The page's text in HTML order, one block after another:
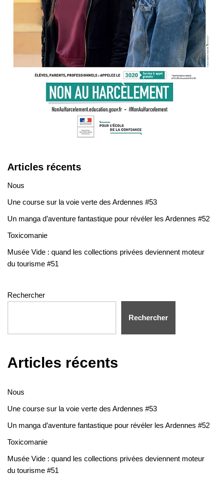
Articles récents
Nous
Une course sur la voie verte des Ardennes #53
Un manga d’aventure fantastique pour révéler les Ardennes #52
Toxicomanie
Musée Vide : quand les collections privées deviennent moteur
du tourisme #51
Rechercher
Rechercher
Articles récents
Nous
Une course sur la voie verte des Ardennes #53
Un manga d’aventure fantastique pour révéler les Ardennes #52
Toxicomanie
Musée Vide : quand les collections privées deviennent moteur
du tourisme #51